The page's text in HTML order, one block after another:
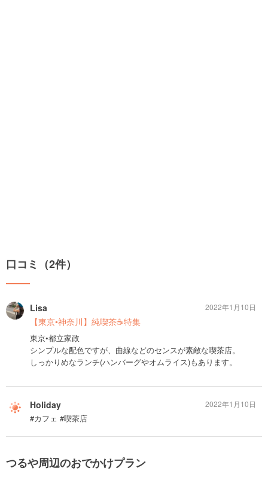
口コミ（2件）
Lisa
【東京•神奈川】純喫茶☕️特集
東京•都立家政
シンプルな配色ですが、曲線などのセンスが素敵な喫茶店。
しっかりめなランチ(ハンバーグやオムライス)もあります。
2022年1月10日
Holiday
#カフェ #喫茶店
2022年1月10日
つるや周辺のおでかけプラン